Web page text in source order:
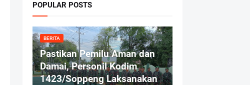
POPULAR POSTS
BERITA
Pastikan Pemilu Aman dan
Damai, Personil Kodim
1423/Soppeng Laksanakan